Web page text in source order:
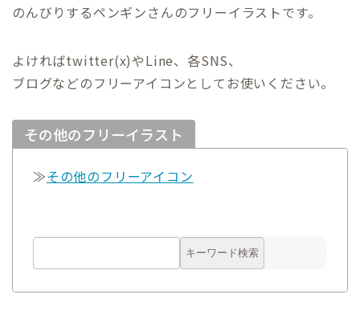
のんびりするペンギンさんのフリーイラストです。
よければtwitter(x)やLine、各SNS、
ブログなどのフリーアイコンとしてお使いください。
その他のフリーイラスト
≫その他のフリーアイコン